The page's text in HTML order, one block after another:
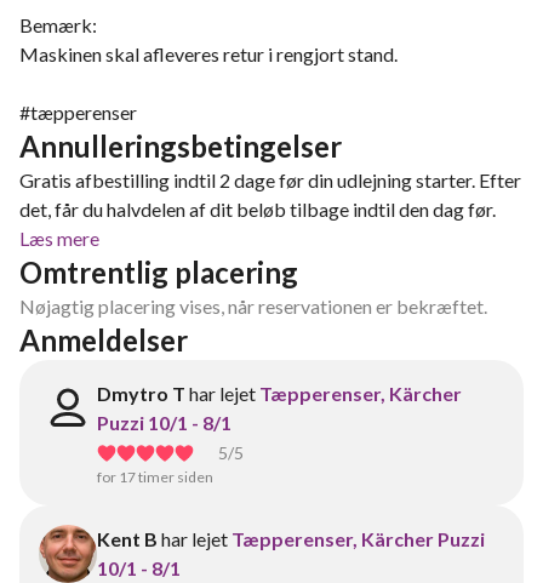
Bemærk:
Maskinen skal afleveres retur i rengjort stand.
#tæpperenser
Annulleringsbetingelser
Gratis afbestilling indtil 2 dage før din udlejning starter. Efter
det, får du halvdelen af dit beløb tilbage indtil den dag før.
Læs mere
Omtrentlig placering
Nøjagtig placering vises, når reservationen er bekræftet.
Anmeldelser
Dmytro T har lejet Tæpperenser, Kärcher
Puzzi 10/1 - 8/1
5/5
for 17 timer siden
Kent B har lejet Tæpperenser, Kärcher Puzzi
10/1 - 8/1